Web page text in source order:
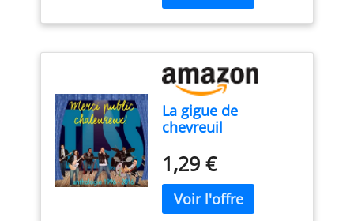
La gigue de
chevreuil
1,29 €